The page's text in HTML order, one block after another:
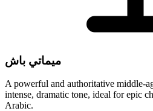
ميماتي باش
A powerful and authoritative middle-
intense, dramatic tone, ideal for epic
Arabic.